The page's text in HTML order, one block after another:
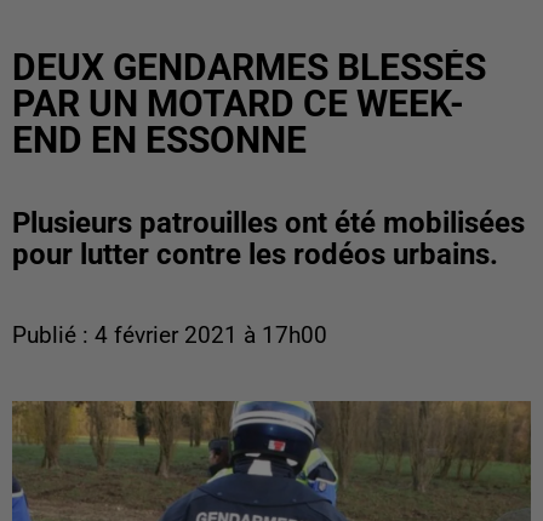
DEUX GENDARMES BLESSÉS
PAR UN MOTARD CE WEEK-
END EN ESSONNE
Plusieurs patrouilles ont été mobilisées
pour lutter contre les rodéos urbains.
Publié : 4 février 2021 à 17h00